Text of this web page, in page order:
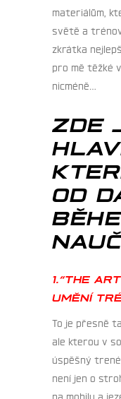
materiálům,
světě a
zkrátka
pro mě těžké
nicméně…
ZDE
OD
1.“THE
UMĚNÍ
To je přesně
ale kterou v
úspěšný
není jen o
na mobilu a